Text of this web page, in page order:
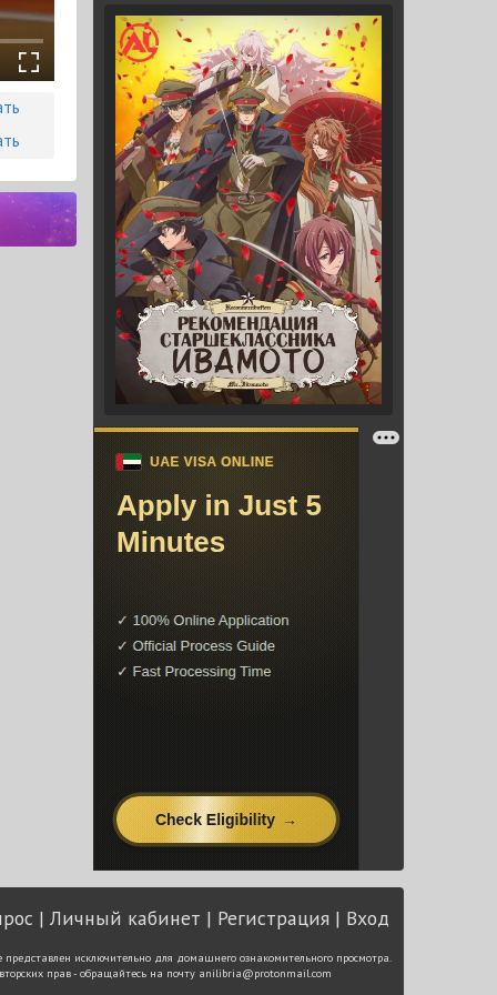
Личный кабинет Регистрация Вход
исключительно для домашнего ознакомительного просмотра.
прав - обращайтесь на почту anilibria@protonmail.com